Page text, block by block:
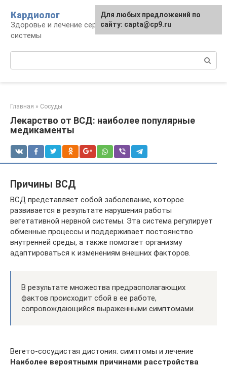
контенту
Кардиолог
Здоровье и лечение сердечно-сосудистой
системы
Главная » Сосуды
Лекарство от ВСД: наиболее популярные
медикаменты
Причины ВСД
ВСД представляет собой заболевание, которое
развивается в результате нарушения работы
вегетативной нервной системы. Эта система регулирует
обменные процессы и поддерживает постоянство
внутренней среды, а также помогает организму
адаптироваться к изменениям внешних факторов.
В результате множества предрасполагающих
фактов происходит сбой в ее работе,
сопровождающийся выраженными симптомами.
Вегето-сосудистая дистония: симптомы и лечение
Наиболее вероятными причинами расстройства
Для любых предложений по
сайту: capta@cp9.ru